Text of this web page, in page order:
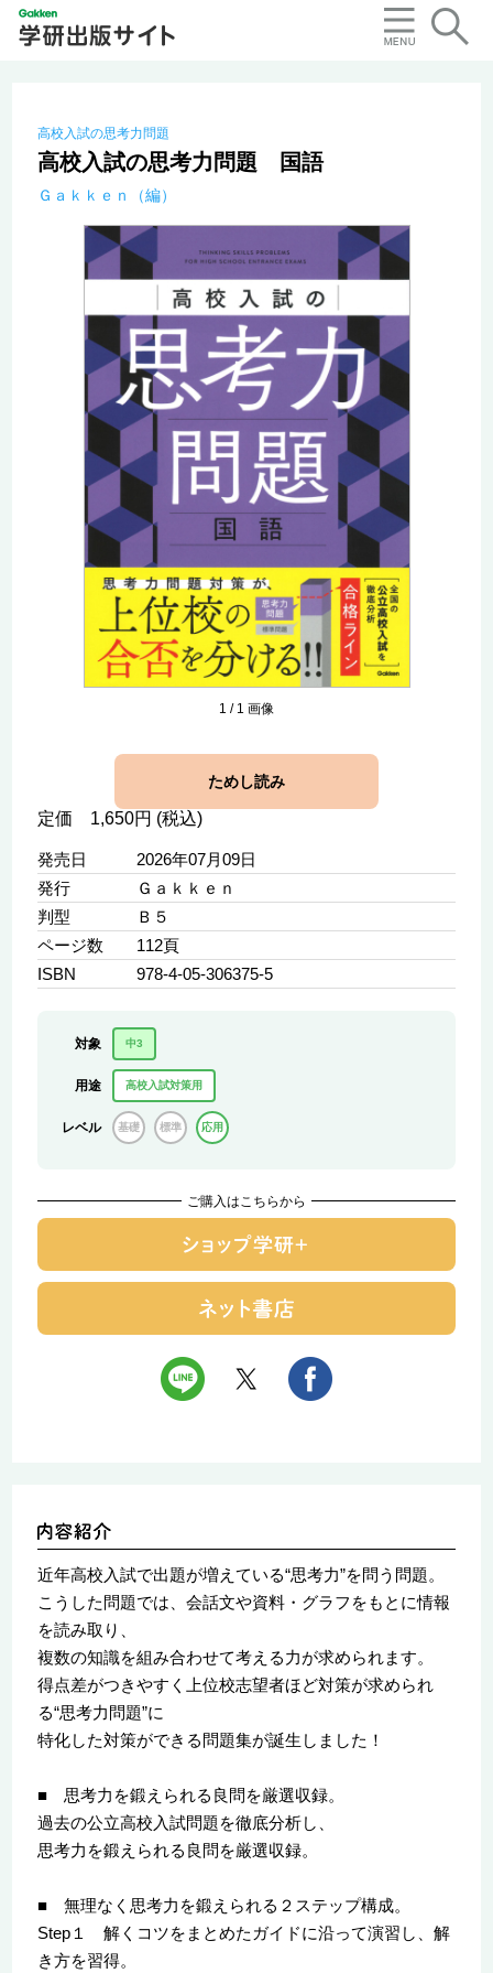
高校入試の思考力問題
高校入試の思考力問題 国語
Ｇａｋｋｅｎ（編）
1 / 1 画像
ためし読み
定価 1,650円 (税込)
発売日
2026年07月09日
発行
Ｇａｋｋｅｎ
判型
Ｂ５
ページ数
112頁
ISBN
978-4-05-306375-5
対象 中3
用途 高校入試対策用
レベル 基礎 標準 応用
ご購入はこちらから
近年高校入試で出題が増えている“思考力”を問う問題。
こうした問題では、会話文や資料・グラフをもとに情報
を読み取り、
複数の知識を組み合わせて考える力が求められます。
得点差がつきやすく上位校志望者ほど対策が求められ
る“思考力問題”に
特化した対策ができる問題集が誕生しました！
■ 思考力を鍛えられる良問を厳選収録。
過去の公立高校入試問題を徹底分析し、
思考力を鍛えられる良問を厳選収録。
■ 無理なく思考力を鍛えられる２ステップ構成。
Step１ 解くコツをまとめたガイドに沿って演習し、解
き方を習得。